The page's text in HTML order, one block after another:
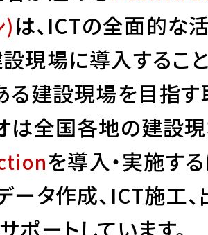
)は、ICTの全面的な
現場に導入するこ
る建設現場を目指す
は全国各地の建設現
を導入・実施す
ータ作成、ICT施工
ポートしています。